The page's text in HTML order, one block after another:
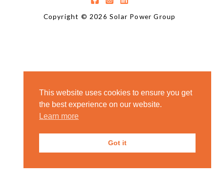
Copyright © 2026 Solar Power Group
This website uses cookies to ensure you get
the best experience on our website.
Learn more
Got it